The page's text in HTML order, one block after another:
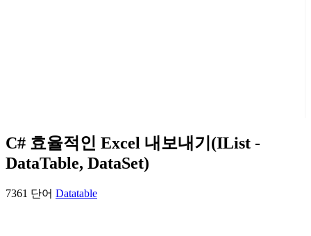
C# 효율적인 Excel 내보내기(IList -
DataTable, DataSet)
7361 단어 Datatable